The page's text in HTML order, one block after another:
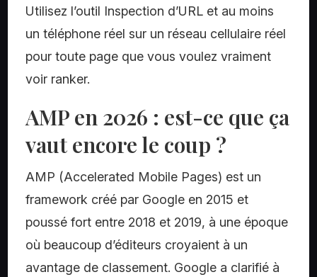
Utilisez l’outil Inspection d’URL et au moins
un téléphone réel sur un réseau cellulaire réel
pour toute page que vous voulez vraiment
voir ranker.
AMP en 2026 : est-ce que ça
vaut encore le coup ?
AMP (Accelerated Mobile Pages) est un
framework créé par Google en 2015 et
poussé fort entre 2018 et 2019, à une époque
où beaucoup d’éditeurs croyaient à un
avantage de classement. Google a clarifié à